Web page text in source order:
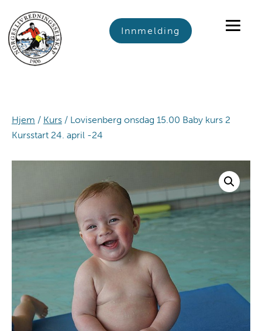
primary
navigation
main
content
footer
Innmelding
Hjem / Kurs / Lovisenberg onsdag 15.00 Baby kurs 2
Kursstart 24. april -24